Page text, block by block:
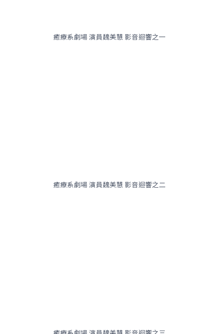
癒療系劇場 演員魏美慧 影音迴響之一
癒療系劇場 演員魏美慧 影音迴響之二